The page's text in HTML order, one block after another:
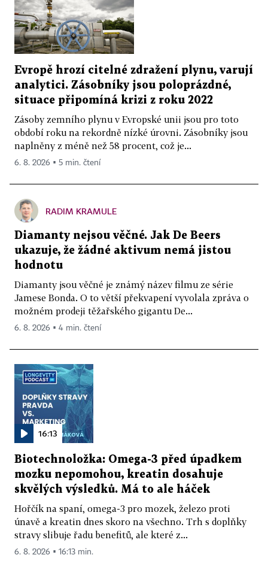
Evropě hrozí citelné zdražení plynu, varují
analytici. Zásobníky jsou poloprázdné,
situace připomíná krizi z roku 2022
Zásoby zemního plynu v Evropské unii jsou pro toto
období roku na rekordně nízké úrovni. Zásobníky jsou
naplněny z méně než 58 procent, což je...
6. 8. 2026 ▪ 5 min. čtení
RADIM KRAMULE
Diamanty nejsou věčné. Jak De Beers
ukazuje, že žádné aktivum nemá jistou
hodnotu
Diamanty jsou věčné je známý název filmu ze série
Jamese Bonda. O to větší překvapení vyvolala zpráva o
možném prodeji těžařského gigantu De...
6. 8. 2026 ▪ 4 min. čtení
16:13
Biotechnoložka: Omega-3 před úpadkem
mozku nepomohou, kreatin dosahuje
skvělých výsledků. Má to ale háček
Hořčík na spaní, omega-3 pro mozek, železo proti
únavě a kreatin dnes skoro na všechno. Trh s doplňky
stravy slibuje řadu benefitů, ale které z...
6. 8. 2026 ▪ 16:13 min.